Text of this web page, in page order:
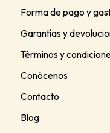
Forma de pago y
Garantías y
Términos y
Conócenos
Contacto
Blog